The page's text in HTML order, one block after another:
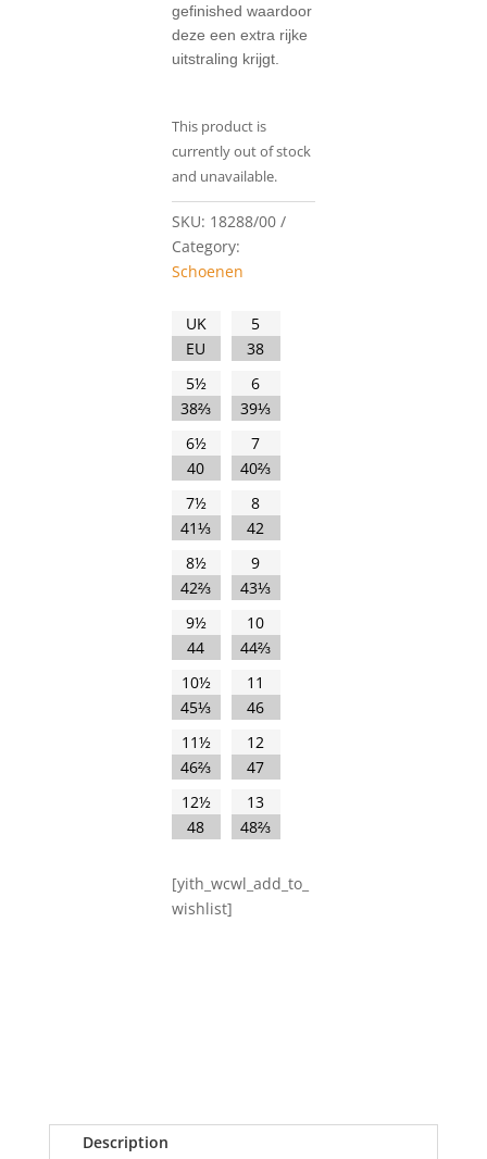
gefinished waardoor
deze een extra rijke
uitstraling krijgt.
This product is
currently out of stock
and unavailable.
SKU: 18288/00
Category:
Schoenen
UK
EU
5
38
5½
38⅔
6
39⅓
6½
40
7
40⅔
7½
41⅓
8
42
8½
42⅔
9
43⅓
9½
44
10
44⅔
10½
45⅓
11
46
11½
46⅔
12
47
12½
48
13
48⅔
[yith_wcwl_add_to_
wishlist]
Description